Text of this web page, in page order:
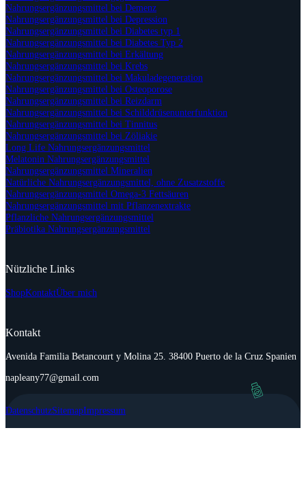
Nahrungsergänzungsmittel bei Demenz
Nahrungsergänzungsmittel bei Depression
Nahrungsergänzungsmittel bei Diabetes typ 1
Nahrungsergänzungsmittel bei Diabetes Typ 2
Nahrungsergänzungsmittel bei Erkältung
Nahrungsergänzungsmittel bei Krebs
Nahrungsergänzungsmittel bei Makuladegeneration
Nahrungsergänzungsmittel bei Osteoporose
Nahrungsergänzungsmittel bei Reizdarm
Nahrungsergänzungsmittel bei Schilddrüsenunterfunktion
Nahrungsergänzungsmittel bei Tinnitus
Nahrungsergänzungsmittel bei Zöliakie
Long Life Nahrungsergänzungsmittel
Melatonin Nahrungsergänzungsmittel
Nahrungsergänzungsmittel Mineralien
Natürliche Nahrungsergänzungsmittel, ohne Zusatzstoffe
Nahrungsergänzungsmittel Omega-3 Fettsäuren
Nahrungsergänzungsmittel mit Pflanzenextrakte
Pflanzliche Nahrungsergänzungsmittel
Präbiotika Nahrungsergänzungsmittel
Nützliche Links
ShopKontaktÜber mich
Kontakt
Avenida Familia Betancourt y Molina 25. 38400 Puerto de la Cruz Spanien
napleany77@gmail.com
DatenschutzSitemapImpressum